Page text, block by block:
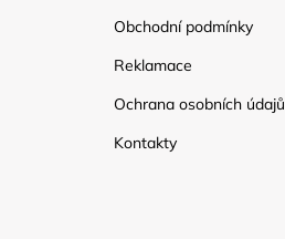
Obchodní podmínky
Reklamace
Ochrana osobních údajů
Kontakty